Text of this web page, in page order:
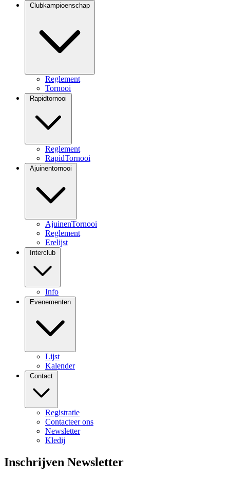
Clubkampioenschap
Reglement
Tornooi
Rapidtornooi
Reglement
RapidTornooi
Ajuinentornooi
AjuinenTornooi
Reglement
Erelijst
Interclub
Info
Evenementen
Lijst
Kalender
Contact
Registratie
Contacteer ons
Newsletter
Kledij
Inschrijven Newsletter